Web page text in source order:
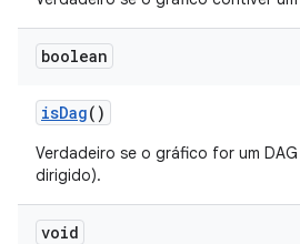
boolean
isDag()
Verdadeiro se o gráfico for um
dirigido).
void